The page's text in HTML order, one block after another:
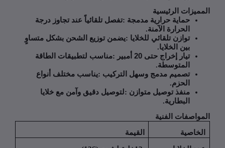
الرئيسية
حماية حرارية مدمجة:تفصل تلقائياً عند تجاوز درجة
الحرارة الآمنة .
توازن تلقائي للخلايا : يضمن توزيع الشحن بشكل متساوٍ
بين الخلايا.
تيار إخراج حتى 20 أمبير
:مناسب لتطبيقات الطاقة
المتوسطة.
تصميم مدمج وسهل التركيب :يناسب مختلف أنواع
منفذ توصيل متوازن :لتوصيل دقيق وآمن مع خلايا
.
الفنية